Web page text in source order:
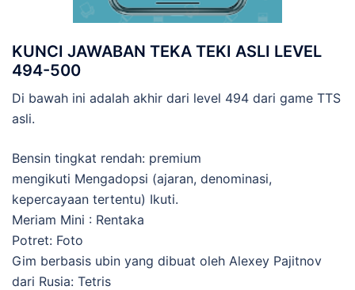
KUNCI JAWABAN TEKA TEKI ASLI LEVEL
494-500
Di bawah ini adalah akhir dari level 494 dari game TTS
asli.
Bensin tingkat rendah: premium
mengikuti Mengadopsi (ajaran, denominasi,
kepercayaan tertentu) Ikuti.
Meriam Mini : Rentaka
Potret: Foto
Gim berbasis ubin yang dibuat oleh Alexey Pajitnov
dari Rusia: Tetris